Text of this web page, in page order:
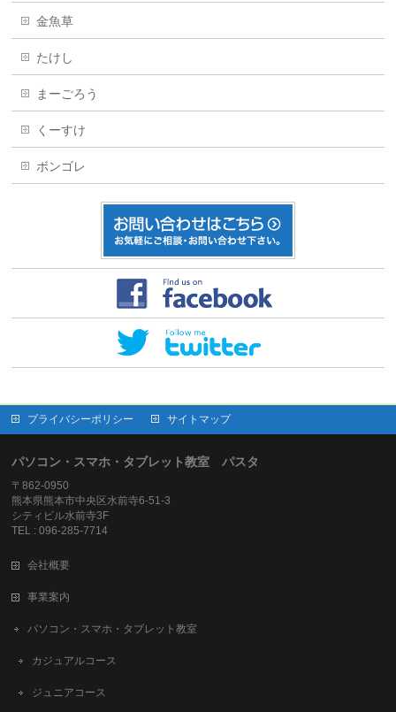
金魚草
たけし
まーごろう
くーすけ
ボンゴレ
プライバシーポリシー サイトマップ
パソコン・スマホ・タブレット教室 パスタ
〒862-0950
熊本県熊本市中央区水前寺6-51-3
シティビル水前寺3F
TEL : 096-285-7714
会社概要
事業案内
パソコン・スマホ・タブレット教室
カジュアルコース
ジュニアコース